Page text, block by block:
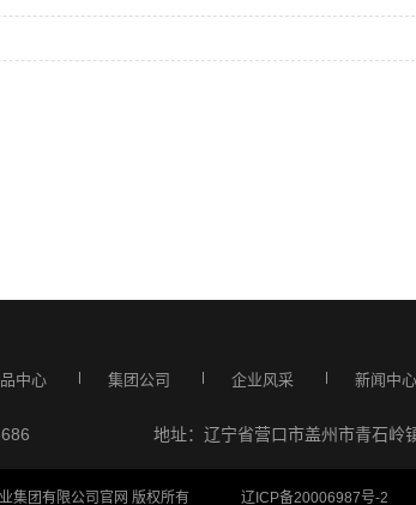
中心 集团公司 企业风采 新闻中心
地址：辽宁省营口市盖州市青石岭
集团有限公司官网 版权所有 辽ICP备20006987号-2